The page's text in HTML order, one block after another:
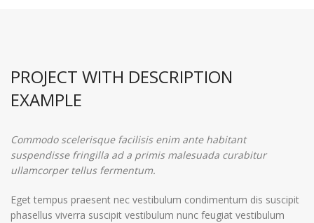
PROJECT WITH DESCRIPTION
EXAMPLE
Commodo scelerisque facilisis enim ante habitant
suspendisse fringilla ad a primis malesuada curabitur
ullamcorper tellus fermentum.
Eget tempus praesent nec vestibulum condimentum dis suscipit
phasellus viverra suscipit vestibulum nunc feugiat vestibulum